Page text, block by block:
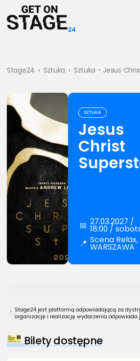
Stage24 › Sztuka › Sztuka - Jesus
SZTUKA
Jesus
Christ
📅 27.03.2027 /
18:00 /
📍 Scena Relax,
WARSZAWA
i Stage24 jest platformą odpowiadającą za
organizację i realizację wydarzenia odpowiada
Bilety dostępne